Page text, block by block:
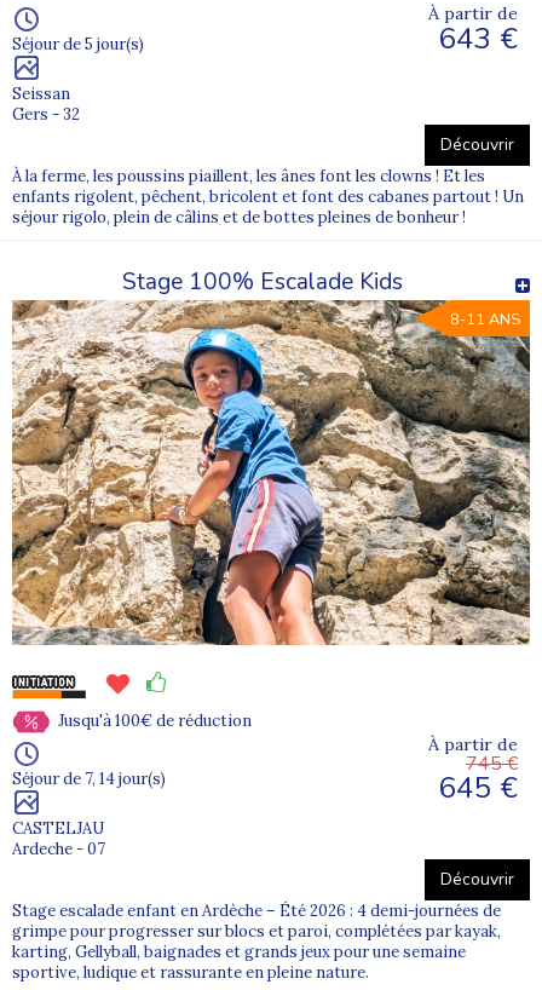
Séjour de 5 jour(s)
Seissan
Gers - 32
À partir de
643 €
Découvrir
À la ferme, les poussins piaillent, les ânes font les clowns ! Et les
enfants rigolent, pêchent, bricolent et font des cabanes partout ! Un
séjour rigolo, plein de câlins et de bottes pleines de bonheur !
Stage 100% Escalade Kids
8-11 ANS
Jusqu'à 100€ de réduction
Séjour de 7, 14 jour(s)
CASTELJAU
Ardeche - 07
À partir de
745 €
645 €
Découvrir
Stage escalade enfant en Ardèche – Été 2026 : 4 demi-journées de
grimpe pour progresser sur blocs et paroi, complétées par kayak,
karting, Gellyball, baignades et grands jeux pour une semaine
sportive, ludique et rassurante en pleine nature.